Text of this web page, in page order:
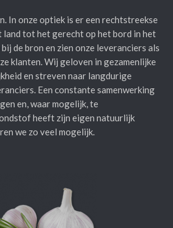
In onze optiek is er een rechtstreekse
land tot het gerecht op het bord in het
de bron en zien onze leveranciers als
klanten. Wij geloven in gezamenlijke
en streven naar langdurige
Een constante samenwerking
en, waar mogelijk, te
heeft zijn eigen natuurlijk
we zo veel mogelijk.